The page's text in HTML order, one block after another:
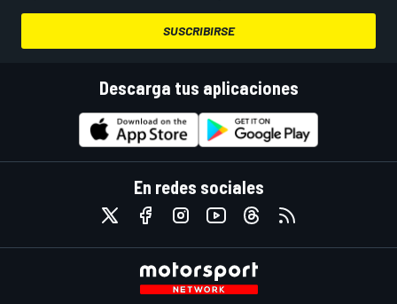
SUSCRIBIRSE
Descarga tus aplicaciones
En redes sociales